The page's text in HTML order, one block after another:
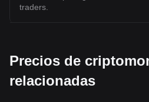
traders.
Precios de
relacionadas